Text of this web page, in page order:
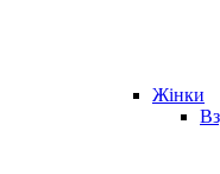
Жінки